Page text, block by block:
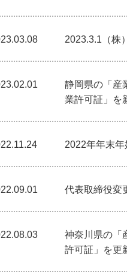
2023.3.1（株
静岡県の「産
業許可証」を
2022年年末
代表取締役変
神奈川県の「
許可証」を更